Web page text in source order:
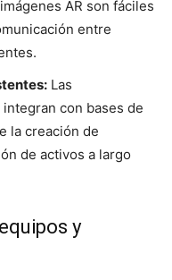
AR son fáciles
entre
Las
con bases de
la creación de
de activos a largo
y